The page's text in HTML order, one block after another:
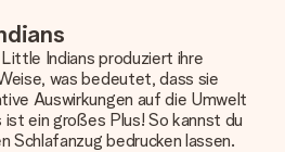
Indians produziert ihre
was bedeutet, dass sie
Auswirkungen auf die Umwelt
ist ein großes Plus! So kannst du
Schlafanzug bedrucken lassen.